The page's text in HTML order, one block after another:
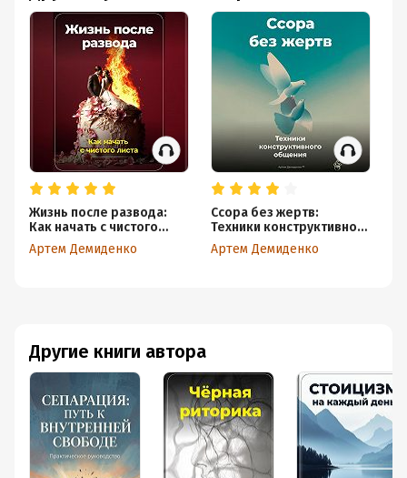
Другие книги автора
Жизнь после развода:
Как начать с чистого
листа
Артем Демиденко
Ссора без жертв:
Техники конструктивного
общения
Артем Демиденко